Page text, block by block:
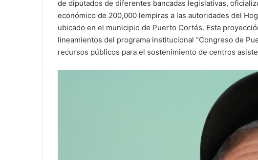
de diputados de diferentes bancadas legislativas,
económico de 200,000 lempiras a las autoridades del
ubicado en el municipio de Puerto Cortés. Esta
lineamientos del programa institucional “Congreso de
recursos públicos para el sostenimiento de centros